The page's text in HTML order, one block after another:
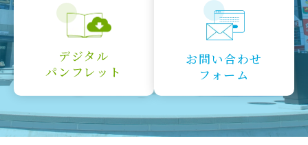
デジタル
パンフレット
お問い合わせ
フォーム